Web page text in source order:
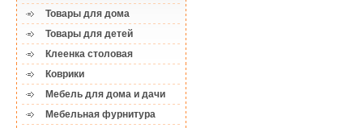
Товары для дома
Товары для детей
Клеенка столовая
Коврики
Мебель для дома и дачи
Мебельная фурнитура